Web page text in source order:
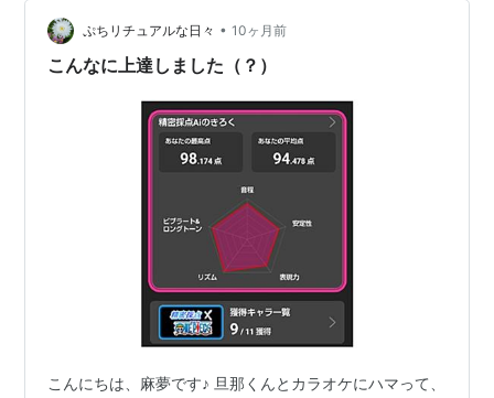
る 会話が弾む、笑顔が増える 新しい発見や刺激が生まれ
る お互いを理解しやすくなる 子育て後の夫婦時間の準備
ぷちリチュアルな日々 • 10ヶ月前
こんなに上達しました（？）
こんにちは、麻夢です♪ 旦那くんとカラオケにハマって、